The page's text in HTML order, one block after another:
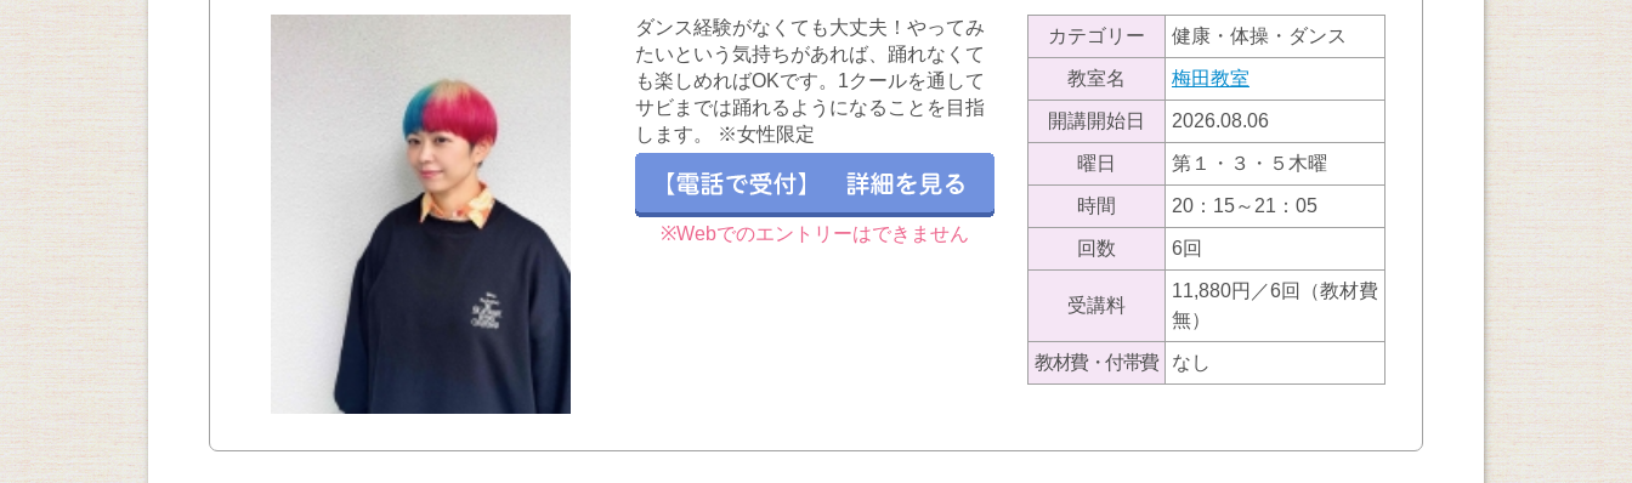
ダンス経験がなくても大丈夫！やってみ
たいという気持ちがあれば、踊れなくて
も楽しめればOKです。1クールを通して
サビまでは踊れるようになることを目指
します。 ※女性限定
※Webでのエントリーはできません
カテゴリー 健康・体操・ダンス
教室名 梅田教室
開講開始日 2026.08.06
曜日 第１・３・５木曜
時間 20：15～21：05
回数 6回
受講料
11,880円／6回（教材費
無）
教材費・付帯費 なし